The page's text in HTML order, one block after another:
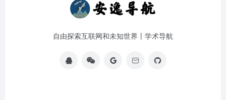
自由探索互联网和未知世界丨学术导航